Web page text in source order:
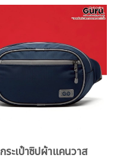
กระเป๋าซิปผ้าแคนวาส